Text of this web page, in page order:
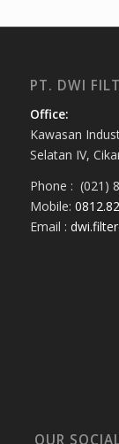
PT. DWI
Office:
Kawasan
Selatan IV,
Phone : (021)
Mobile:
Email :
OUR